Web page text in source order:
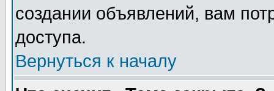
создании объявлений, вам
доступа.
Вернуться к началу